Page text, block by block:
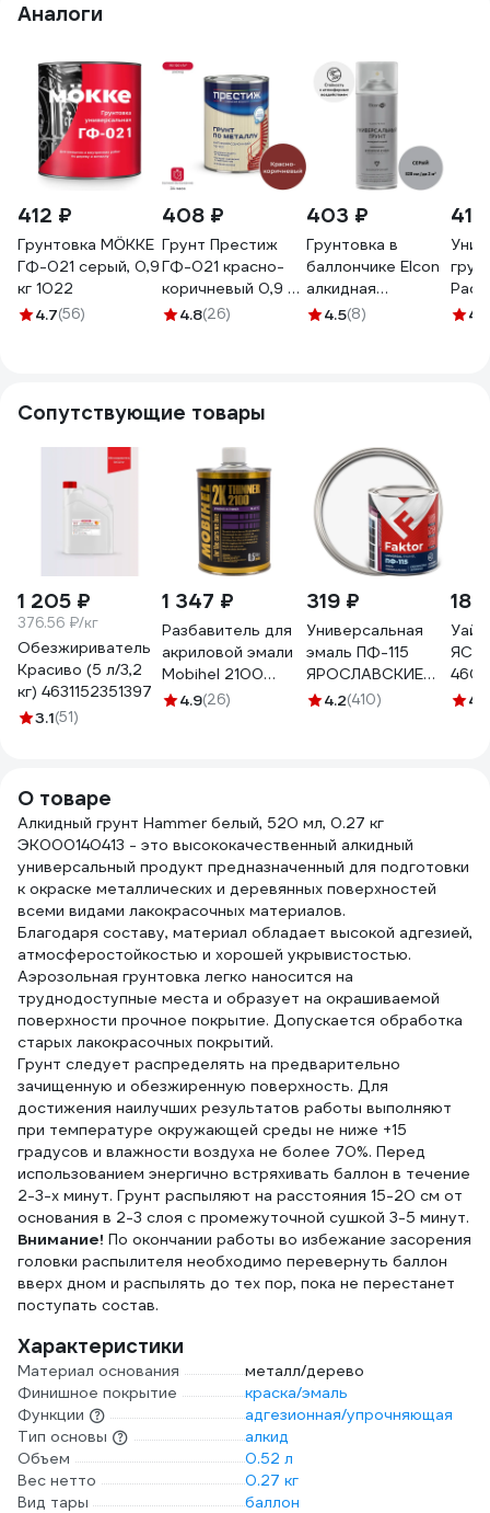
Аналоги
412 ₽
Грунтовка MÖKKE
ГФ-021 серый, 0,9
кг 1022
4.7(56)
408 ₽
Грунт Престиж
ГФ-021 красно-
коричневый 0,9 кг
14 21504
4.8(26)
403 ₽
Грунтовка в
баллончике Elcon
алкидная
высокопрочная
4.5(8) 4.5
Сопутствующие товары
1 205 ₽
376.56 ₽/кг
Обезжириватель
Красиво (5 л/3,2
кг) 4631152351397
3.1(51)
1 347 ₽
Разбавитель для
акриловой эмали
Mobihel 2100
(банка; 500 мл)
4.9(26)
319 ₽
Универсальная
эмаль ПФ-115
ЯРОСЛАВСКИЕ
КРАСКИ FAKTOR
4.2(410)
4.9
О товаре
Алкидный грунт Hammer белый, 520 мл, 0.27 кг
ЭК000140413 - это высококачественный алкидный
универсальный продукт предназначенный для подготовки
к окраске металлических и деревянных поверхностей
всеми видами лакокрасочных материалов.
Благодаря составу, материал обладает высокой адгезией,
атмосферостойкостью и хорошей укрывистостью.
Аэрозольная грунтовка легко наносится на
труднодоступные места и образует на окрашиваемой
поверхности прочное покрытие. Допускается обработка
старых лакокрасочных покрытий.
Грунт следует распределять на предварительно
зачищенную и обезжиренную поверхность. Для
достижения наилучших результатов работы выполняют
при температуре окружающей среды не ниже +15
градусов и влажности воздуха не более 70%. Перед
использованием энергично встряхивать баллон в течение
2-3-х минут. Грунт распыляют на расстояния 15-20 см от
основания в 2-3 слоя с промежуточной сушкой 3-5 минут.
Внимание! По окончании работы во избежание засорения
головки распылителя необходимо перевернуть баллон
вверх дном и распылять до тех пор, пока не перестанет
поступать состав.
Характеристики
Материал основания
металл/дерево
Финишное покрытие
краска/эмаль
Функции
адгезионная/упрочняющая
Тип основы
алкид
Объем
0.52 л
Вес нетто
0.27 кг
Вид тары
баллон